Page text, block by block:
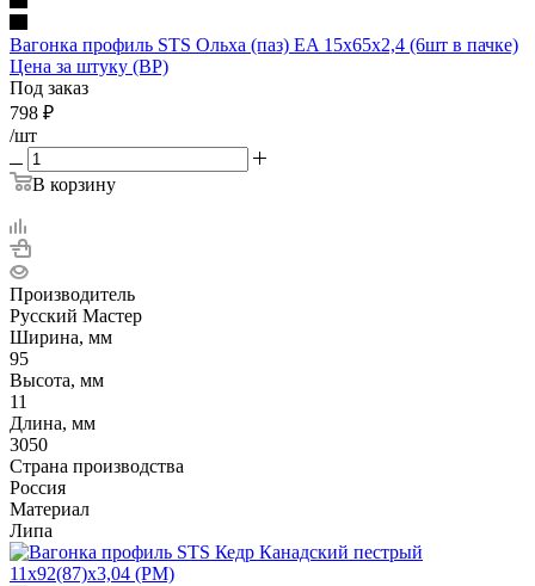
Вагонка профиль STS Ольха (паз) EA 15х65x2,4 (6шт в пачке)
Цена за штуку (ВР)
Под заказ
798 ₽
/шт
В корзину
Производитель
Русский Мастер
Ширина, мм
95
Высота, мм
11
Длина, мм
3050
Страна производства
Россия
Материал
Липа